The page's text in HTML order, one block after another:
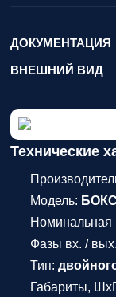
ДОКУМЕНТАЦИЯ
ВНЕШНИЙ ВИД
Технические
Модель:
Номинальная
Фазы вх. /
Тип:
Габариты,